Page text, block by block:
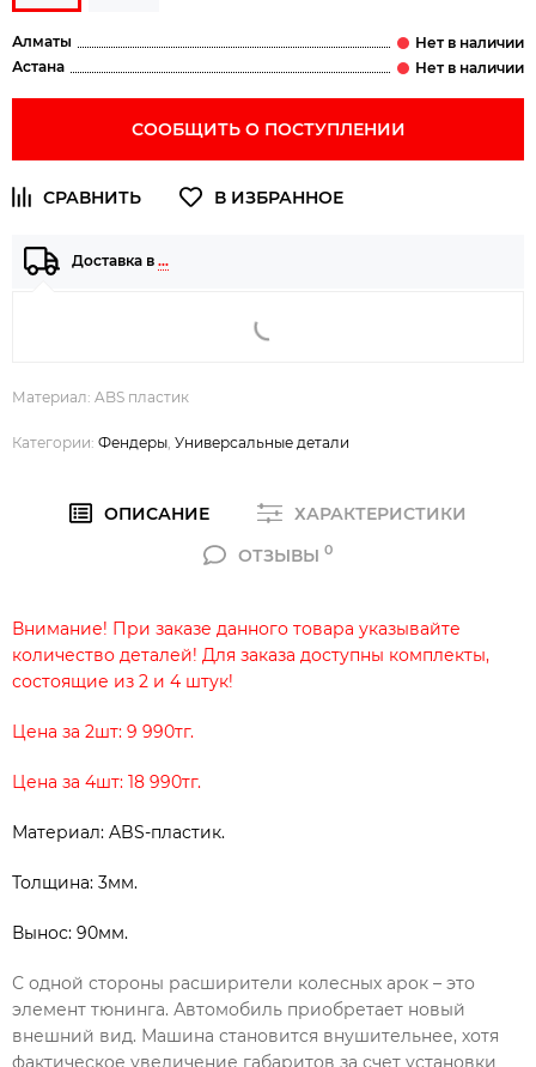
Алматы
Астана
СООБЩИТЬ О ПОСТУПЛЕНИИ
Доставка в …
Материал: ABS пластик
Категории: Фендеры Универсальные детали
ОПИСАНИЕ
ХАРАКТЕРИСТИКИ
ОТЗЫВЫ 0
Внимание! При заказе данного товара указывайте
количество деталей! Для заказа доступны комплекты,
состоящие из 2 и 4 штук!
Цена за 2шт: 9 990тг.
Цена за 4шт: 18 990тг.
Материал: ABS-пластик.
Толщина: 3мм.
Вынос: 90мм.
С одной стороны расширители колесных арок – это
элемент тюнинга. Автомобиль приобретает новый
внешний вид. Машина становится внушительнее, хотя
фактическое увеличение габаритов за счет установки